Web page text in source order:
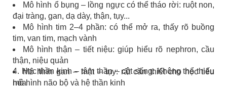
Mô hình ổ bụng – lồng ngực có thể tháo rời: ruột non,
đại tràng, gan, dạ dày, thận, tụy...
Mô hình tim 2–4 phần: có thể mở ra, thấy rõ buồng
tim, van tim, mạch vành
Mô hình thận – tiết niệu: giúp hiểu rõ nephron, cầu
thận, niệu quản
Mô hình gan – mật – tụy: rất cần thiết cho học tiêu
hóa
4. Học thần kinh – tâm thần – cột sống: Không thể thiếu
mô hình não bộ và hệ thần kinh